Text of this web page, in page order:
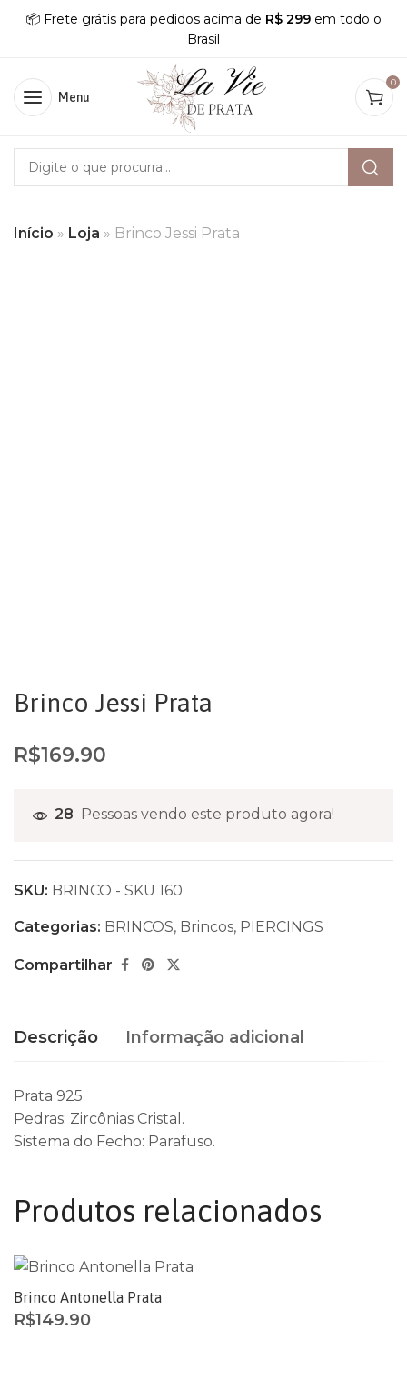
📦 Frete grátis para pedidos acima de R$ 299 em todo o
Brasil
Menu
0
Início » Loja » Brinco Jessi Prata
Brinco Jessi Prata
R$169.90
28 Pessoas vendo este produto agora!
SKU: BRINCO - SKU 160
Categorias: BRINCOS, Brincos, PIERCINGS
Compartilhar
Descrição Informação adicional
Prata 925
Pedras: Zircônias Cristal.
Sistema do Fecho: Parafuso.
Produtos relacionados
Brinco Antonella Prata
R$149.90